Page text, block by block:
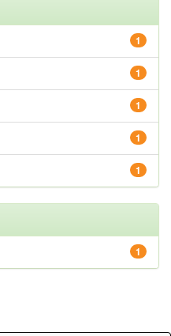
1
1
1
1
1
1